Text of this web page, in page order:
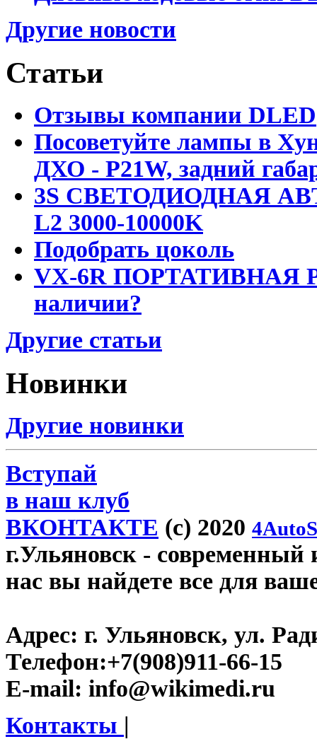
Другие новости
Статьи
Отзывы компании DLED
Посоветуйте лампы в
ДХО - P21W, задний
3S СВЕТОДИОДНАЯ
L2 3000-10000K
Подобрать цоколь
VX-6R ПОРТАТИВНАЯ
наличии?
Другие статьи
Новинки
Другие новинки
Вступай
в наш клуб
ВКОНТАКТЕ (c) 2020
г.Ульяновск - современный
нас вы найдете все для
Адрес: г. Ульяновск, ул.
Телефон:+7(908)911-66-15
E-mail: info@wikimedi.ru
Контакты |